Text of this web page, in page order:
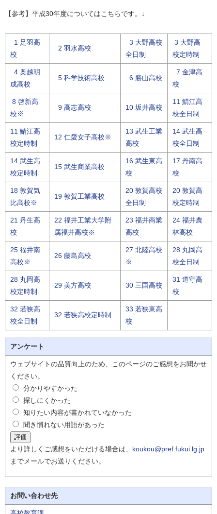
【参考】平成30年度についてはこちらです。↓
1 足羽高
校
2 羽水高校
3 大野高校
全日制
3 大野高
校定時制
4 奥越明
成高校
5 科学技術高校 6 勝山高校
7 金津高
校
8 啓新高
校※
9 高志高校 10 坂井高校
11 鯖江高
校全日制
11 鯖江高
校定時制
12 仁愛女子高校※
13 武生工業
高校
14 武生高
校全日制
14 武生高
校定時制
15 武生商業高校
16 武生東高
校
17 丹南高
校
18 敦賀気
比高校※
19 敦賀工業高校
20 敦賀高校
全日制
20 敦賀高
校定時制
21 丹生高
校
22 福井工業大学附
属福井高校※
23 福井商業
高校
24 福井農
林高校
25 福井南
高校※
26 藤島高校
27 北陸高校
※
28 丸岡高
校全日制
28 丸岡高
校定時制
29 美方高校 30 三国高校
31 道守高
校
32 若狭高
校全日制
32 若狭高校定時制
33 若狭東高
校
アンケート
ウェブサイトの品質向上のため、このページのご感想をお聞かせ
ください。
分かりやすかった
探しにくかった
知りたい内容が書かれていなかった
聞き慣れない用語があった
より詳しくご感想をいただける場合は、 koukou@pref.fukui.lg.jp
までメールでお送りください。
お問い合わせ先